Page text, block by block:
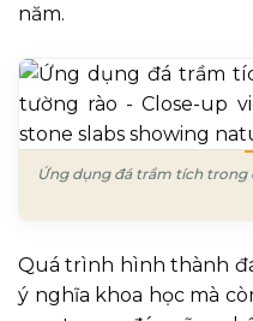
năm.
Ứng dụng đá trầm tích trong
Quá trình hình thành
ý nghĩa khoa học mà